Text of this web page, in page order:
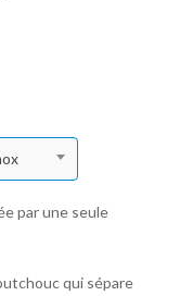
par une seule
qui sépare